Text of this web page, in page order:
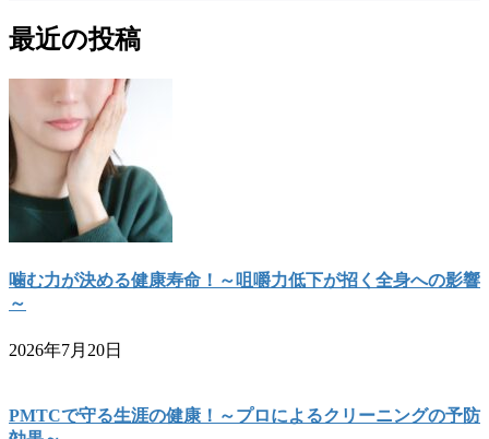
最近の投稿
噛む力が決める健康寿命！～咀嚼力低下が招く全身への影響
～
2026年7月20日
PMTCで守る生涯の健康！～プロによるクリーニングの予防